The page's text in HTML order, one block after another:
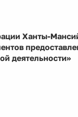
Ханты-
деятельности»